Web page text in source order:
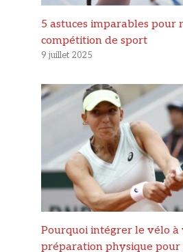
5 astuces imparables pour
compétition de sport
9 juillet 2025
Pourquoi intégrer le vélo à
préparation physique pour